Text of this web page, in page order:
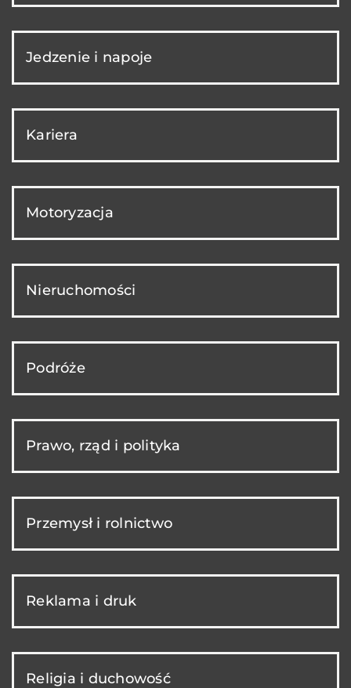
Jedzenie i napoje
Kariera
Motoryzacja
Nieruchomości
Podróże
Prawo, rząd i polityka
Przemysł i rolnictwo
Reklama i druk
Religia i duchowość